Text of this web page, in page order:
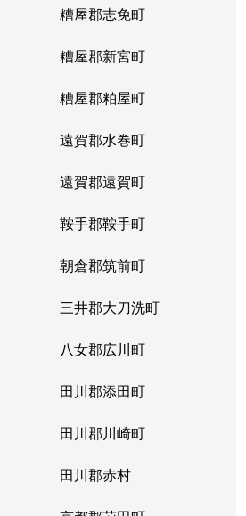
糟屋郡志免町
糟屋郡新宮町
糟屋郡粕屋町
遠賀郡水巻町
遠賀郡遠賀町
鞍手郡鞍手町
朝倉郡筑前町
三井郡大刀洗町
八女郡広川町
田川郡添田町
田川郡川崎町
田川郡赤村